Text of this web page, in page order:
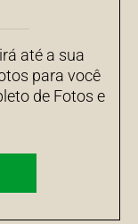
até a sua
para você
de Fotos e